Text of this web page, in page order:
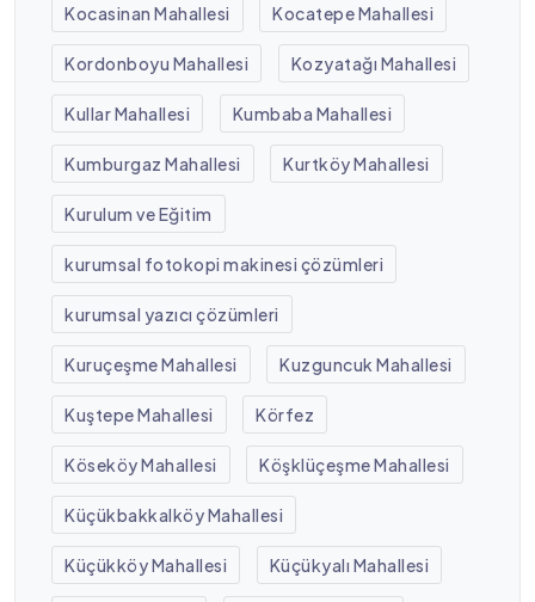
Kocasinan Mahallesi Kocatepe Mahallesi
Kordonboyu Mahallesi Kozyatağı Mahallesi
Kullar Mahallesi Kumbaba Mahallesi
Kumburgaz Mahallesi Kurtköy Mahallesi
Kurulum ve Eğitim
kurumsal fotokopi makinesi çözümleri
kurumsal yazıcı çözümleri
Kuruçeşme Mahallesi Kuzguncuk Mahallesi
Kuştepe Mahallesi Körfez
Köseköy Mahallesi Köşklüçeşme Mahallesi
Küçükbakkalköy Mahallesi
Küçükköy Mahallesi Küçükyalı Mahallesi